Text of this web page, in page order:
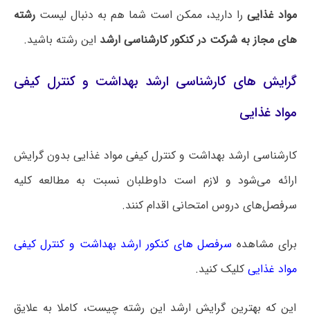
مواد غذایی را دارید، ممکن است شما هم به دنبال لیسترشته
های مجاز به شرکت در کنکور کارشناسی ارشد این رشته باشید.
گرایش های کارشناسی ارشد بهداشت و کنترل کیفی
مواد غذایی
کارشناسی ارشد بهداشت و کنترل کیفی مواد غذایی بدون گرایش
ارائه می‌شود و لازم است داوطلبان نسبت به مطالعه کلیه
سرفصل‌های دروس امتحانی اقدام کنند.
برای مشاهده سرفصل های کنکور ارشد بهداشت و کنترل کیفی
مواد غذایی کلیک کنید.
این که بهترین گرایش ارشد این رشته چیست، کاملا به علایق